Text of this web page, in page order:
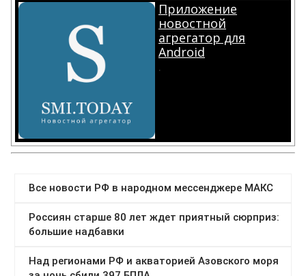
Приложение
новостной
агрегатор для
Android
.